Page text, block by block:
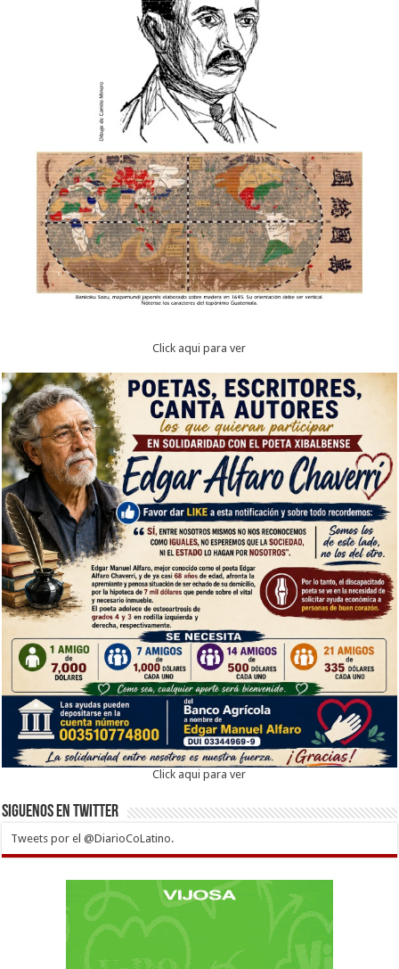
Click aqui para ver
Click aqui para ver
Siguenos en twitter
Tweets por el @DiarioCoLatino.